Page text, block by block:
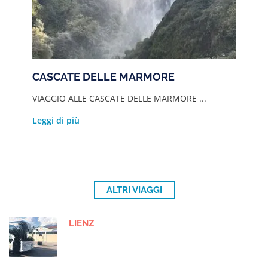
CASCATE DELLE MARMORE
VIAGGIO ALLE CASCATE DELLE MARMORE ...
Leggi di più
ALTRI VIAGGI
LIENZ